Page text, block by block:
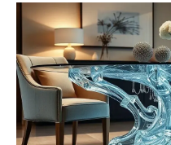
Resinada
Passo
a
passo
madeira
encontra
com
a
criatividade
da